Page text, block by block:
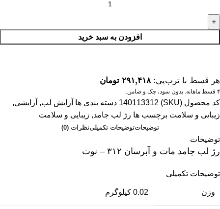
افزودن به سبد خرید
هر قسط با ترب‌پی: ۲۹۱,۴۱۸ تومان
۴ قسط ماهانه. بدون سود، چک و ضامن.
کد محصول (SKU) 140113312 دسته بندی ها آرایش لب, آرایشی,
زیبایی و سلامت برچسب ها رژ لب جامد, زیبایی و سلامت
توضیحاتتوضیحات تکمیلینظرات (0)
توضیحات
رژ لب جامد مات و آبرسان ۳۱۲ – نوت
توضیحات تکمیلی
وزن 0.02 کیلوگرم